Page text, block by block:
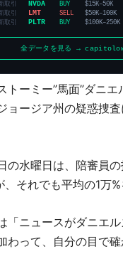
トーミー”馬面”ダニ
ージア州の疑惑捜
の水曜日は、陪審員
それでも平均の1万%
「ニュースがダニエ
わって、自分の目で